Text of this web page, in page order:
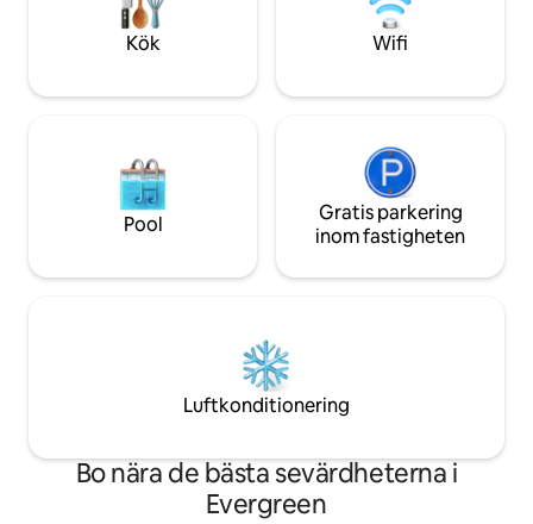
bubbelpoolen efter en vandring i Glacier
National Park, kommer din vistelse att
fyllas med oförglömliga stunder.
tillgång till äventyr
din resa till
Kök Wifi
Pool
Gratis parkering
inom fastigheten
Luftkonditionering
Bo nära de bästa sevärdheterna i
Evergreen